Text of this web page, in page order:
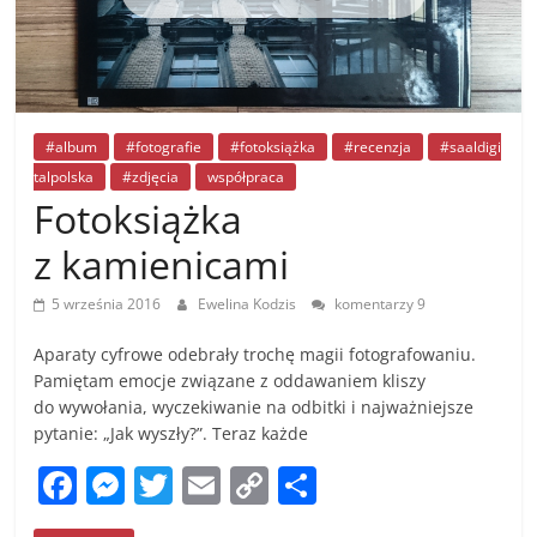
#album #fotografie #fotoksiążka #recenzja
#saaldigi
talpolska
#zdjęcia współpraca
Fotoksiążka
z kamienicami
5 września 2016 Ewelina Kodzis komentarzy 9
Aparaty cyfrowe odebrały trochę magii fotografowaniu.
Pamiętam emocje związane z oddawaniem kliszy
do wywołania, wyczekiwanie na odbitki i najważniejsze
pytanie: „Jak wyszły?”. Teraz każde
F
a
M
e
T E C